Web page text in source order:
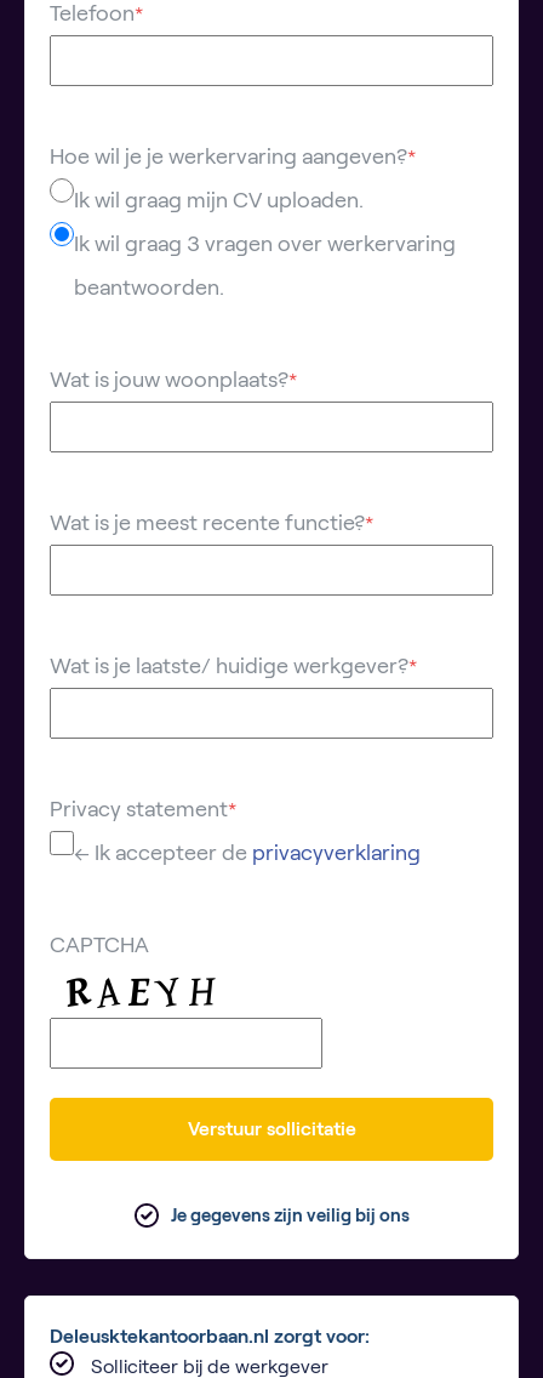
Telefoon*
Hoe wil je je werkervaring aangeven?*
Ik wil graag mijn CV uploaden.
Ik wil graag 3 vragen over werkervaring
beantwoorden.
Wat is jouw woonplaats?*
Wat is je meest recente functie?*
Wat is je laatste/ huidige werkgever?*
Privacy statement*
← Ik accepteer de privacyverklaring
CAPTCHA
Verstuur sollicitatie
Je gegevens zijn veilig bij ons
Deleusktekantoorbaan.nl zorgt voor:
Solliciteer bij de werkgever